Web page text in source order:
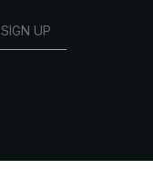
SIGN UP